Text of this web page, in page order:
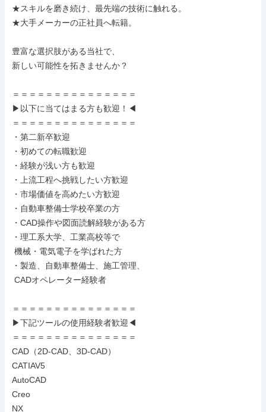
★スキルを磨き続け、最先端の技術に触れる。
★大手メーカーの正社員へ転籍。
豊富な選択肢がある当社で、
新しい可能性を拓きませんか？
＝＝＝＝＝＝＝＝＝＝＝＝＝＝＝
▶以下に当てはまる方も歓迎！◀
＝＝＝＝＝＝＝＝＝＝＝＝＝＝＝
・第二新卒歓迎
・初めての転職歓迎
・経験が浅い方も歓迎
・上流工程へ挑戦したい方歓迎
・市場価値を高めたい方歓迎
・自動車整備士学校卒業の方
・CAD操作や図面読解経験がある方
・理工系大学、工業高校等で
・製造、自動車整備士、施工管理、
＝＝＝＝＝＝＝＝＝＝＝＝＝＝＝
▶下記ツールの使用経験者歓迎◀
＝＝＝＝＝＝＝＝＝＝＝＝＝＝＝
CAD（2D-CAD、3D-CAD）
CATIAV5
AutoCAD
Creo
NX